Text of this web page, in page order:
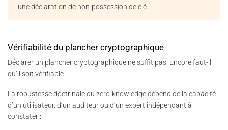
une déclaration de non-possession de clé.
Vérifiabilité du plancher cryptographique
Déclarer un plancher cryptographique ne suffit pas. Encore faut-il
qu’il soit vérifiable.
La robustesse doctrinale du zero-knowledge dépend de la capacité
d’un utilisateur, d’un auditeur ou d’un expert indépendant à
constater :